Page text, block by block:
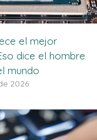
el mejor
dice el hombre
mundo
2026